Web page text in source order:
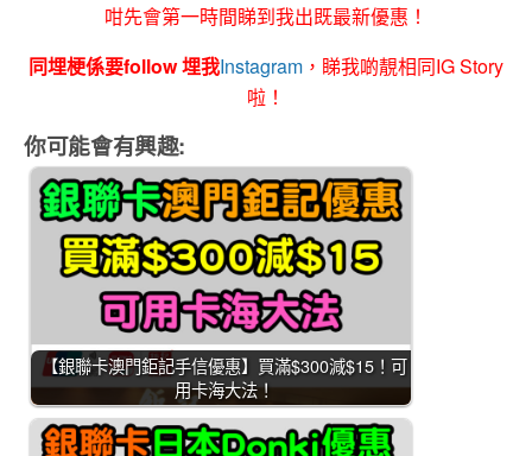
咁先會第一時間睇到我出既最新優惠！
同埋梗係要follow 埋我Instagram ，睇我啲靚相同IG Story
啦！
你可能會有興趣:
【銀聯卡澳門鉅記手信優惠】買滿$300減$15！可
用卡海大法！